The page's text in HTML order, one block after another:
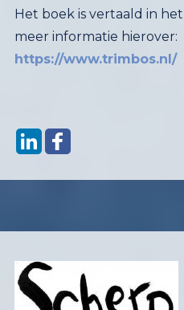
Het boek is vertaald in
meer informatie hierover:
https://www.trimbos.nl/